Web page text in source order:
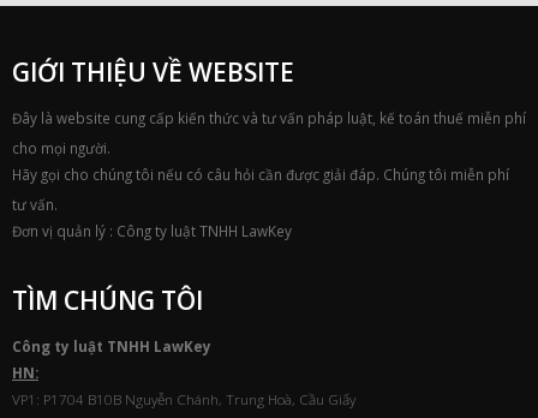
GIỚI THIỆU VỀ WEBSITE
Đây là website cung cấp kiến thức và tư vấn pháp luật, kế toán thuế miễn phí
cho mọi người.
Hãy gọi cho chúng tôi nếu có câu hỏi cần được giải đáp. Chúng tôi miễn phí
tư vấn.
Đơn vị quản lý : Công ty luật TNHH LawKey
TÌM CHÚNG TÔI
Công ty luật TNHH LawKey
HN:
VP1: P1704 B10B Nguyễn Chánh, Trung Hoà, Cầu Giấy